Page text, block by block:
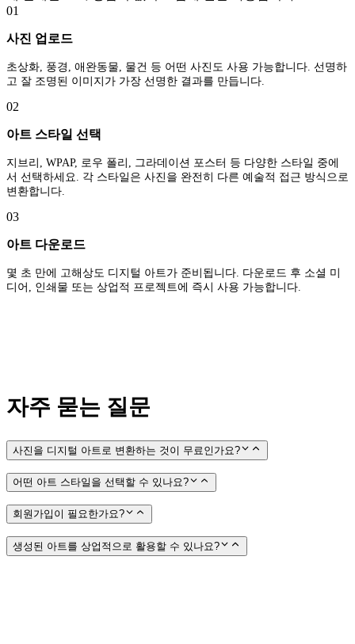
01
사진 업로드
초상화, 풍경, 애완동물, 물건 등 어떤 사진도 사용 가능합니다. 선명하
고 잘 조명된 이미지가 가장 선명한 결과를 만듭니다.
02
아트 스타일 선택
지브리, WPAP, 로우 폴리, 그라데이션 포스터 등 다양한 스타일 중에
서 선택하세요. 각 스타일은 사진을 완전히 다른 예술적 접근 방식으로
변환합니다.
03
아트 다운로드
몇 초 만에 고해상도 디지털 아트가 준비됩니다. 다운로드 후 소셜 미
디어, 인쇄물 또는 상업적 프로젝트에 즉시 사용 가능합니다.
자주 묻는 질문
사진을 디지털 아트로 변환하는 것이 무료인가요?
어떤 아트 스타일을 선택할 수 있나요?
회원가입이 필요한가요?
생성된 아트를 상업적으로 활용할 수 있나요?